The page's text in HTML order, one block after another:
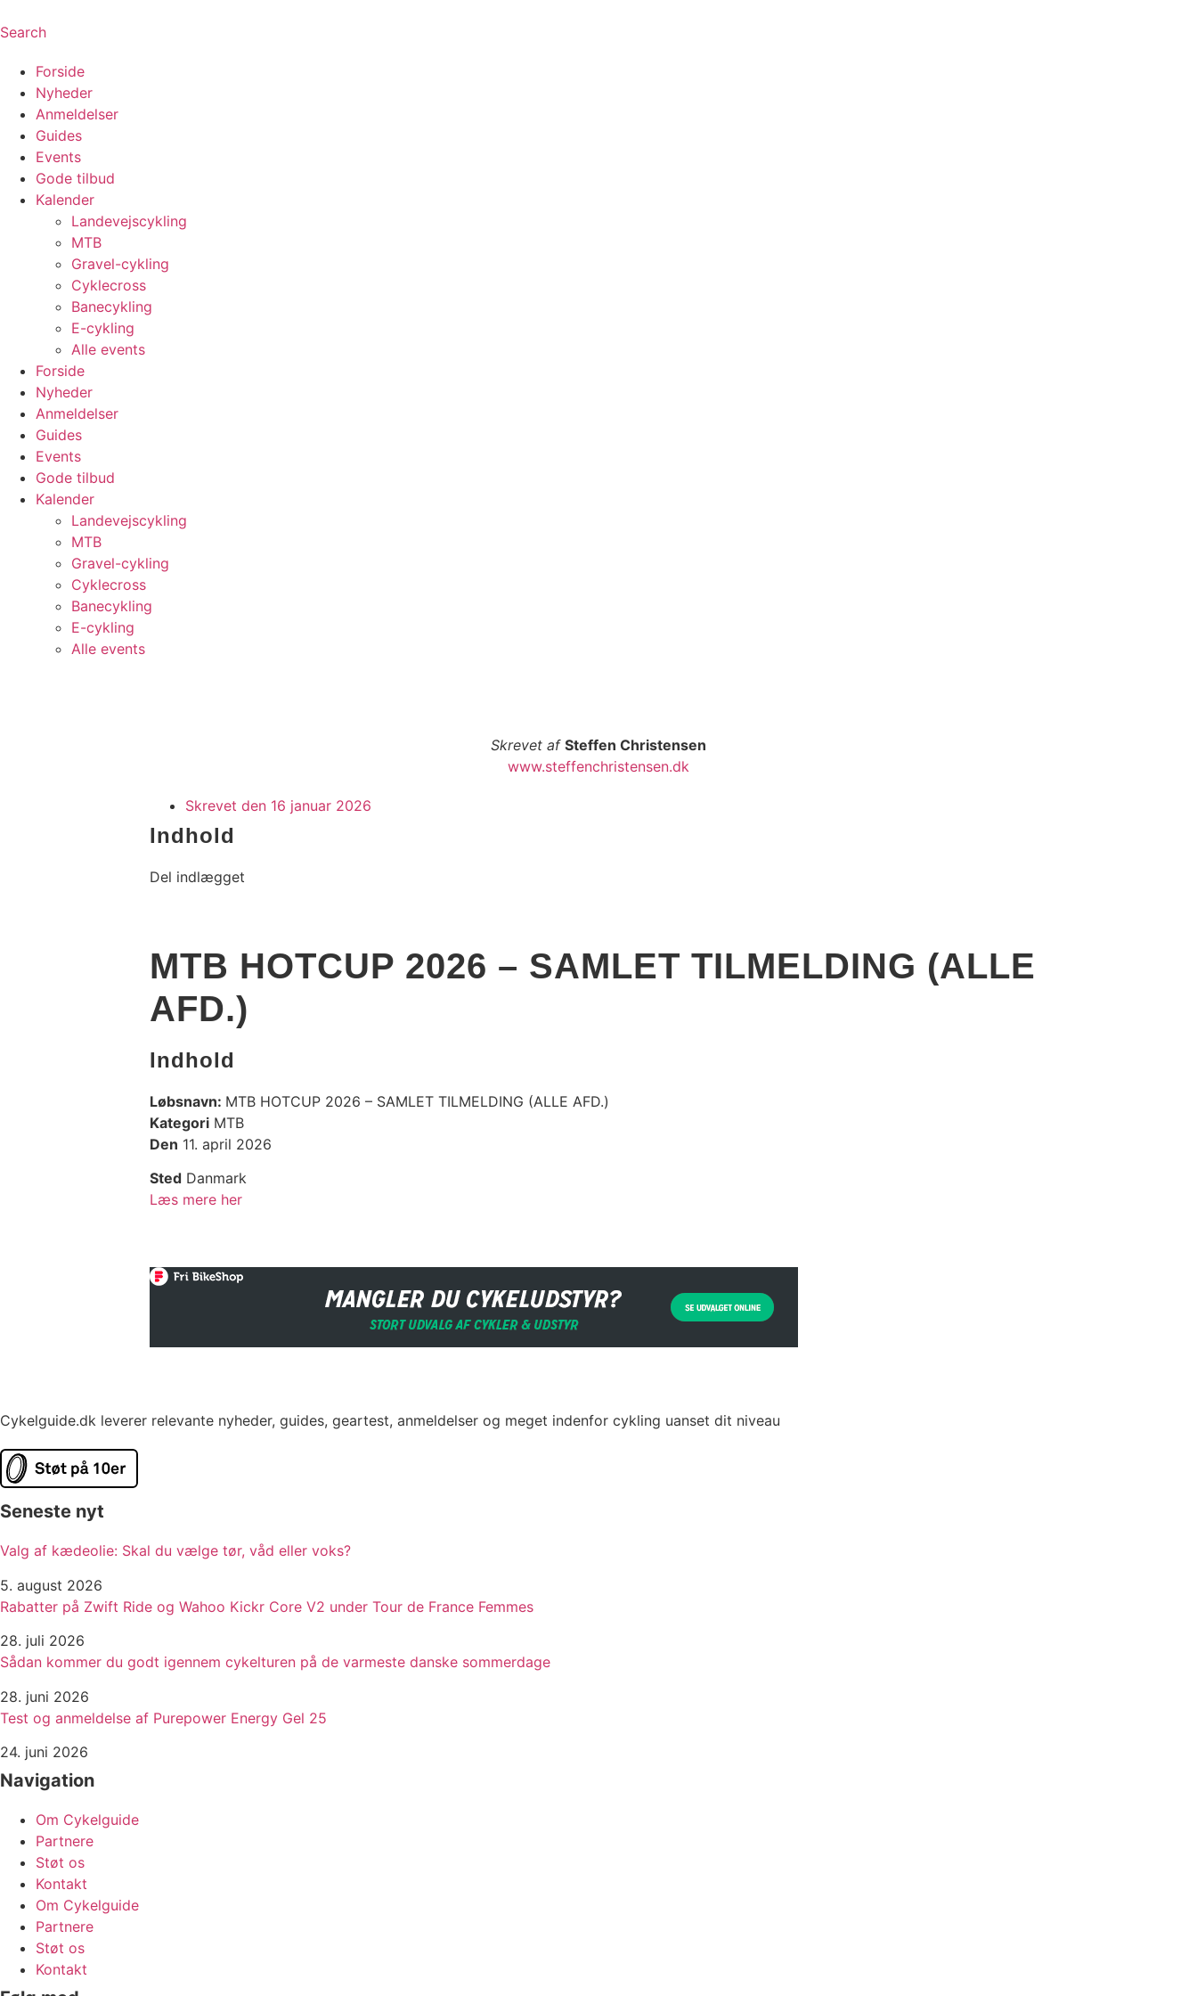
Search
Forside
Nyheder
Anmeldelser
Guides
Events
Gode tilbud
Kalender
Landevejscykling
MTB
Gravel-cykling
Cyklecross
Banecykling
E-cykling
Alle events
Forside
Nyheder
Anmeldelser
Guides
Events
Gode tilbud
Kalender
Landevejscykling
MTB
Gravel-cykling
Cyklecross
Banecykling
E-cykling
Alle events
Skrevet af Steffen Christensen
www.steffenchristensen.dk
Skrevet den 16 januar 2026
Indhold
Del indlægget
MTB HOTCUP 2026 – SAMLET TILMELDING (ALLE
AFD.)
Indhold
Løbsnavn: MTB HOTCUP 2026 – SAMLET TILMELDING (ALLE AFD.)
Kategori MTB
Den 11. april 2026
Sted Danmark
Læs mere her
Cykelguide.dk leverer relevante nyheder, guides, geartest, anmeldelser og meget indenfor cykling uanset dit niveau
Seneste nyt
Valg af kædeolie: Skal du vælge tør, våd eller voks?
5. august 2026
Rabatter på Zwift Ride og Wahoo Kickr Core V2 under Tour de France Femmes
28. juli 2026
Sådan kommer du godt igennem cykelturen på de varmeste danske sommerdage
28. juni 2026
Test og anmeldelse af Purepower Energy Gel 25
24. juni 2026
Navigation
Om Cykelguide
Partnere
Støt os
Kontakt
Om Cykelguide
Partnere
Støt os
Kontakt